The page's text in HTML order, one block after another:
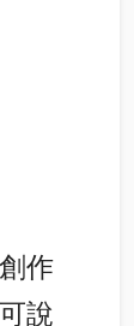
作
說